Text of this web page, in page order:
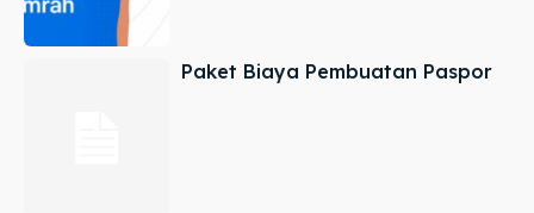
Paket Biaya Pembuatan Paspor